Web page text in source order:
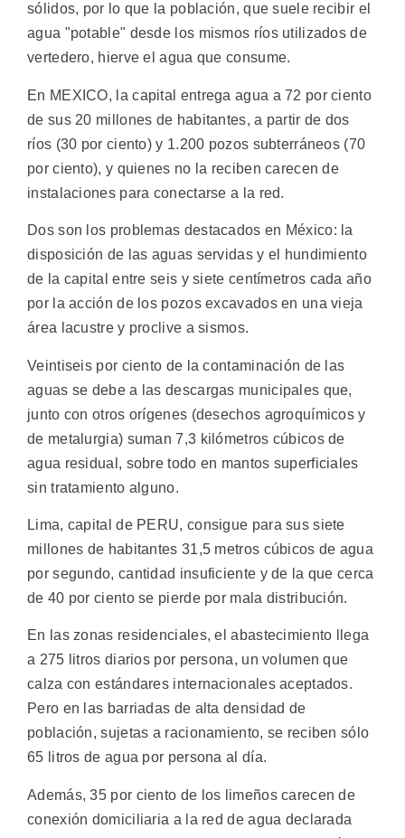
sólidos, por lo que la población, que suele recibir el
agua "potable" desde los mismos ríos utilizados de
vertedero, hierve el agua que consume.
En MEXICO, la capital entrega agua a 72 por ciento
de sus 20 millones de habitantes, a partir de dos
ríos (30 por ciento) y 1.200 pozos subterráneos (70
por ciento), y quienes no la reciben carecen de
instalaciones para conectarse a la red.
Dos son los problemas destacados en México: la
disposición de las aguas servidas y el hundimiento
de la capital entre seis y siete centímetros cada año
por la acción de los pozos excavados en una vieja
área lacustre y proclive a sismos.
Veintiseis por ciento de la contaminación de las
aguas se debe a las descargas municipales que,
junto con otros orígenes (desechos agroquímicos y
de metalurgia) suman 7,3 kilómetros cúbicos de
agua residual, sobre todo en mantos superficiales
sin tratamiento alguno.
Lima, capital de PERU, consigue para sus siete
millones de habitantes 31,5 metros cúbicos de agua
por segundo, cantidad insuficiente y de la que cerca
de 40 por ciento se pierde por mala distribución.
En las zonas residenciales, el abastecimiento llega
a 275 litros diarios por persona, un volumen que
calza con estándares internacionales aceptados.
Pero en las barriadas de alta densidad de
población, sujetas a racionamiento, se reciben sólo
65 litros de agua por persona al día.
Además, 35 por ciento de los limeños carecen de
conexión domiciliaria a la red de agua declarada